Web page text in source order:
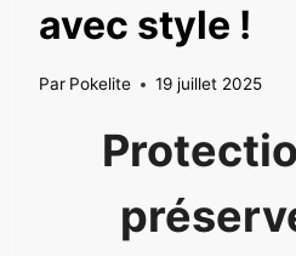
avec style !
Par Pokelite 19 juillet 2025